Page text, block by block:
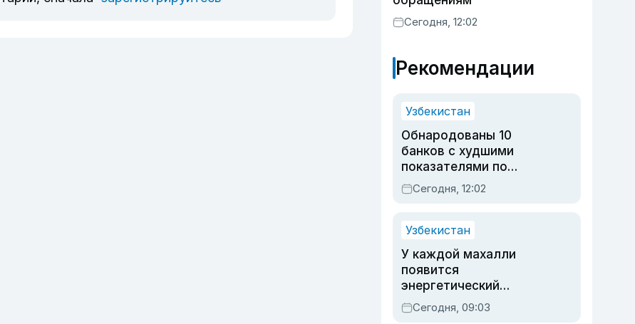
Сегодня, 12:02
Рекомендации
Узбекистан
Обнародованы 10
банков с худшими
показателями по
обращениям
Сегодня, 12:02
Узбекистан
У каждой махалли
появится
энергетический
паспорт
Сегодня, 09:03